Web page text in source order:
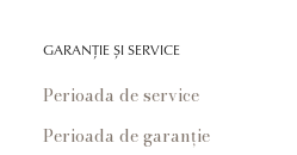
GARANȚIE ȘI SERVICE
Perioada de service
Perioada de garanție